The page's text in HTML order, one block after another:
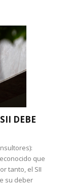
DEBE
que
tanto, el SII
su deber